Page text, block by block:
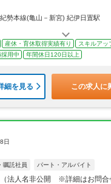
紀勢本線(亀山－新宮) 紀伊日置駅
産休・育休取得実績有り スキルアッ
用中 年間休日120日以上
細を見る この求人に
日
嘱託社員 パート・アルバイト
法人名非公開 ※詳細はお問合